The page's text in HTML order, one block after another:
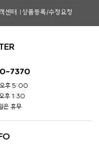
센터 상품등록/수정요청
7370
후 5:00
후 1:30
은 휴무